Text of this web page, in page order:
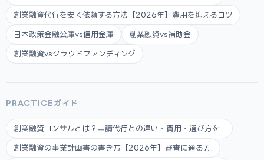
創業融資代行を安く依頼する方法【2026年】費用を抑えるコツ
日本政策金融公庫vs信用金庫 創業融資vs補助金
創業融資vsクラウドファンディング
PRACTICEガイド
創業融資コンサルとは？申請代行との違い・費用・選び方を...
創業融資の事業計画書の書き方【2026年】審査に通る7...